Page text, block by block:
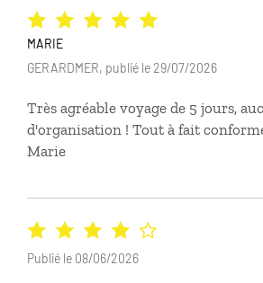
Très agréable voyage de 5 jours,
d'organisation ! Tout à fait
Marie
MARIE
GERARDMER, publié le 29/07/2026
Publié le 08/06/2026